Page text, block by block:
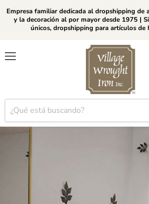
Empresa familiar dedicada al dropshipping de
y la decoración al por mayor desde 1975 |
únicos, dropshipping para artículos de